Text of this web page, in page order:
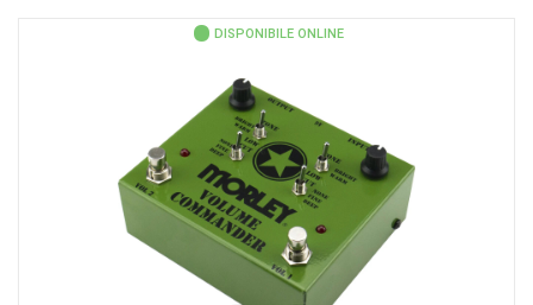
DISPONIBILE ONLINE